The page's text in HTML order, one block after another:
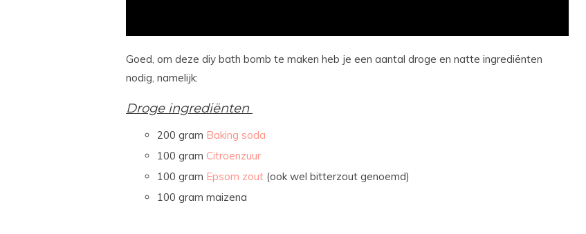
Goed, om deze diy bath bomb te maken heb je een aantal droge en natte ingrediënten
nodig, namelijk:
Droge ingrediënten
200 gram Baking soda
100 gram Citroenzuur
100 gram Epsom zout (ook wel bitterzout genoemd)
100 gram maizena